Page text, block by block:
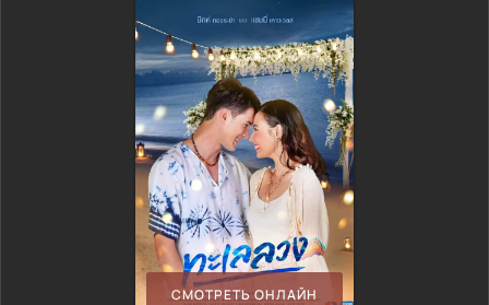
СМОТРЕТЬ ОНЛАЙН